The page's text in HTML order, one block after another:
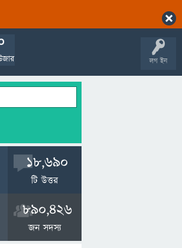
লগ ইন
18,690
টি উত্তর
890,426
জন সদস্য